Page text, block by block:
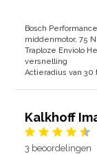
Bosch
middenmotor, 75
Traploze Enviolo
versnelling
Actieradius van 30
Kalkhoff
3 beoordelingen